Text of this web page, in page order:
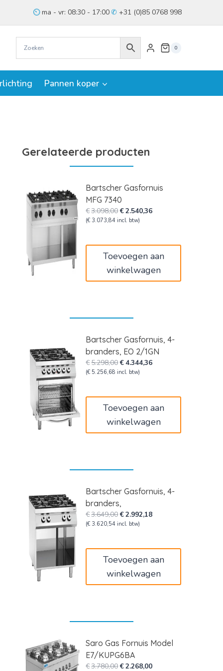
ma - vr: 08:30 - 17:00 +31 (0)85 0768 998
0
Pannen koper
Gerelateerde producten
Bartscher Gasfornuis
MFG 7340
€3.098,00Oorspronkelijke
prijs
€2.540,36Huidige
(€ 3.073,84 incl. btw)
Toevoegen aan
winkelwagen
Bartscher Gasfornuis, 4-
branders, EO 2/1GN
€5.298,00Oorspronkelijke
prijs
€4.344,36Huidige
(€ 5.256,68 incl. btw)
Toevoegen aan
winkelwagen
Bartscher Gasfornuis, 4-
branders,
€3.649,00Oorspronkelijke
prijs
€2.992,18Huidige
(€ 3.620,54 incl. btw)
Toevoegen aan
winkelwagen
Saro Gas Fornuis Model
E7/KUPG6BA
€3.780,00Oorspronkelijke
€2.268,00Huidige